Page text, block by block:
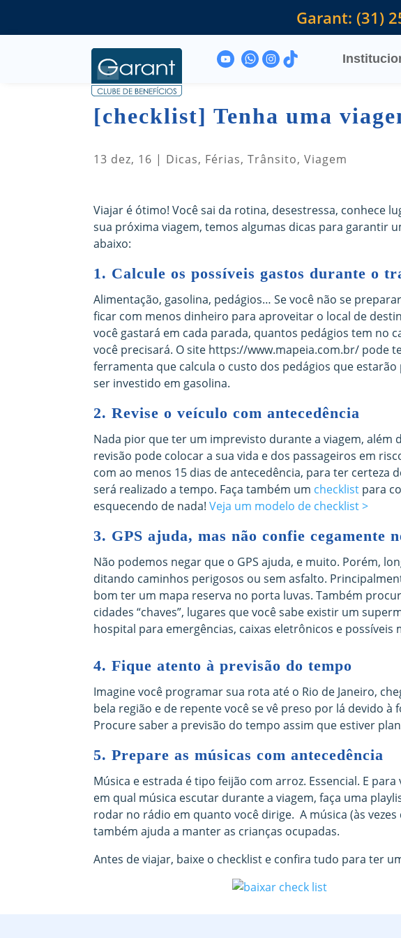
Garant: (31)
[checklist] Tenha uma
13 dez, 16 | Dicas, Férias,Trânsito,Viagem
Viajar é ótimo! Você sai da rotina, desestressa, conhece
sua próxima viagem, temos algumas dicas para garantir
abaixo:
1. Calcule os possíveis gastos durante o
Alimentação, gasolina, pedágios… Se você não se
ficar com menos dinheiro para aproveitar o local de
você gastará em cada parada, quantos pedágios tem no
você precisará. O site https://www.mapeia.com.br/ pode
ferramenta que calcula o custo dos pedágios que
ser investido em gasolina.
2. Revise o veículo com antecedência
Nada pior que ter um imprevisto durante a viagem, além
revisão pode colocar a sua vida e dos passageiros em
com ao menos 15 dias de antecedência, para ter certeza
será realizado a tempo. Faça também um checklist para
esquecendo de nada!Veja um modelo de checklist >
3. GPS ajuda, mas não confie cegamente
Não podemos negar que o GPS ajuda, e muito. Porém,
ditando caminhos perigosos ou sem asfalto.
bom ter um mapa reserva no porta luvas. Também
cidades “chaves”, lugares que você sabe existir um
hospital para emergências, caixas eletrônicos e possíveis
4. Fique atento à previsão do tempo
Imagine você programar sua rota até o Rio de Janeiro,
bela região e de repente você se vê preso por lá devido à
Procure saber a previsão do tempo assim que estiver
5. Prepare as músicas com antecedência
Música e estrada é tipo feijão com arroz. Essencial. E
em qual música escutar durante a viagem, faça uma
rodar no rádio em quanto você dirige. A música (às
também ajuda a manter as crianças ocupadas.
Antes de viajar, baixe o checklist e confira tudo para ter